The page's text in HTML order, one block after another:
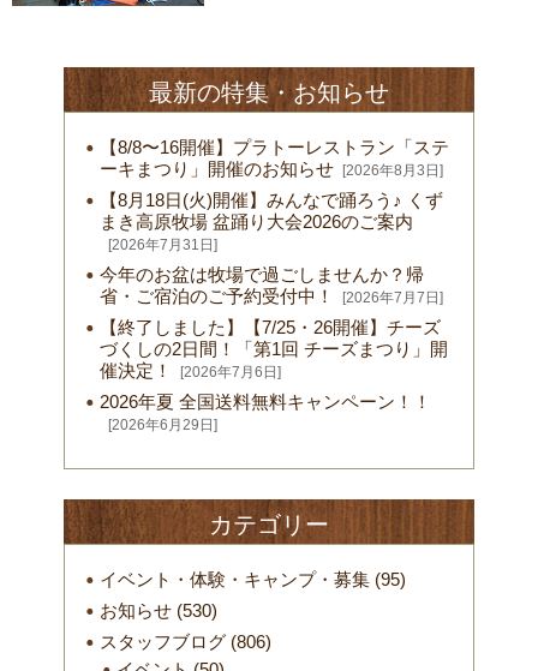
最新の特集・お知らせ
【8/8〜16開催】プラトーレストラン「ステ
ーキまつり」開催のお知らせ
[2026年8月3日]
【8月18日(火)開催】みんなで踊ろう♪ くず
まき高原牧場 盆踊り大会2026のご案内
[2026年7月31日]
今年のお盆は牧場で過ごしませんか？帰
省・ご宿泊のご予約受付中！
[2026年7月7日]
【終了しました】【7/25・26開催】チーズ
づくしの2日間！「第1回 チーズまつり」開
催決定！
[2026年7月6日]
2026年夏 全国送料無料キャンペーン！！
[2026年6月29日]
カテゴリー
イベント・体験・キャンプ・募集(95)
お知らせ(530)
スタッフブログ(806)